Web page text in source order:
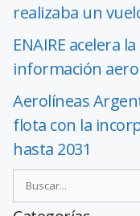
realizaba un
ENAIRE acelera
información
Aerolíneas
flota con la
hasta 2031